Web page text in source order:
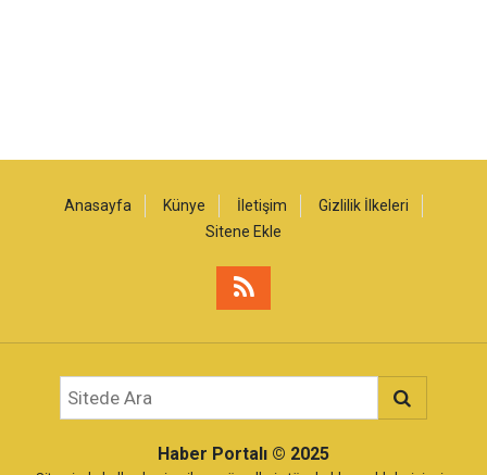
Anasayfa Künye İletişim
Gizlilik İlkeleri
Sitene Ekle
Haber Portalı © 2025